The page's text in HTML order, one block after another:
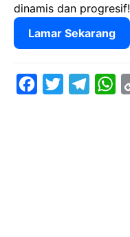
dinamis dan progresif!
Lamar Sekarang
W